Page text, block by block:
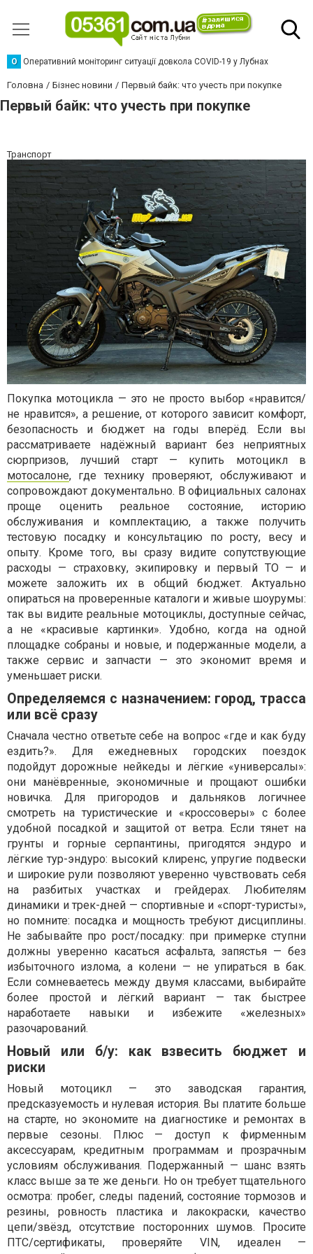
О Оперативний моніторинг ситуації довкола COVID-19 у Лубнах
Головна Бізнес новини Первый байк: что учесть при покупке
Первый байк: что учесть при покупке
Транспорт
Покупка мотоцикла — это не просто выбор «нравится/
не нравится», а решение, от которого зависит комфорт,
безопасность и бюджет на годы вперёд. Если вы
рассматриваете надёжный вариант без неприятных
сюрпризов, лучший старт — купить мотоцикл в
мотосалоне, где технику проверяют, обслуживают и
сопровождают документально. В официальных салонах
проще оценить реальное состояние, историю
обслуживания и комплектацию, а также получить
тестовую посадку и консультацию по росту, весу и
опыту. Кроме того, вы сразу видите сопутствующие
расходы — страховку, экипировку и первый ТО — и
можете заложить их в общий бюджет. Актуально
опираться на проверенные каталоги и живые шоурумы:
так вы видите реальные мотоциклы, доступные сейчас,
а не «красивые картинки». Удобно, когда на одной
площадке собраны и новые, и подержанные модели, а
также сервис и запчасти — это экономит время и
уменьшает риски.
Определяемся с назначением: город, трасса
или всё сразу
Сначала честно ответьте себе на вопрос «где и как буду
ездить?». Для ежедневных городских поездок
подойдут дорожные нейкеды и лёгкие «универсалы»:
они манёвренные, экономичные и прощают ошибки
новичка. Для пригородов и дальняков логичнее
смотреть на туристические и «кроссоверы» с более
удобной посадкой и защитой от ветра. Если тянет на
грунты и горные серпантины, пригодятся эндуро и
лёгкие тур-эндуро: высокий клиренс, упругие подвески
и широкие рули позволяют уверенно чувствовать себя
на разбитых участках и грейдерах. Любителям
динамики и трек-дней — спортивные и «спорт-туристы»,
но помните: посадка и мощность требуют дисциплины.
Не забывайте про рост/посадку: при примерке ступни
должны уверенно касаться асфальта, запястья — без
избыточного излома, а колени — не упираться в бак.
Если сомневаетесь между двумя классами, выбирайте
более простой и лёгкий вариант — так быстрее
наработаете навыки и избежите «железных»
разочарований.
Новый или б/у: как взвесить бюджет и
риски
Новый мотоцикл — это заводская гарантия,
предсказуемость и нулевая история. Вы платите больше
на старте, но экономите на диагностике и ремонтах в
первые сезоны. Плюс — доступ к фирменным
аксессуарам, кредитным программам и прозрачным
условиям обслуживания. Подержанный — шанс взять
класс выше за те же деньги. Но он требует тщательного
осмотра: пробег, следы падений, состояние тормозов и
резины, ровность пластика и лакокраски, качество
цепи/звёзд, отсутствие посторонних шумов. Просите
ПТС/сертификаты, проверяйте VIN, идеален —